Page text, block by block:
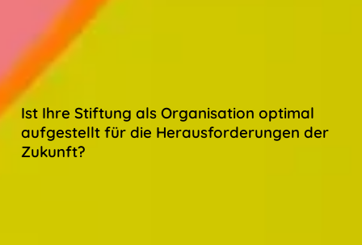
Ist Ihre Stiftung als Organisation optimal
aufgestellt für die Herausforderungen der
Zukunft?